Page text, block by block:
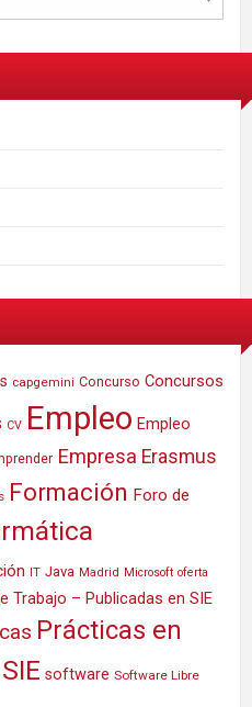
capgemini Concurso Concursos
CV Empleo Empleo
Empresa Erasmus
Formación Foro de
IT Java Madrid Microsoft oferta
Trabajo – Publicadas en SIE
Prácticas en
SIE software Software Libre